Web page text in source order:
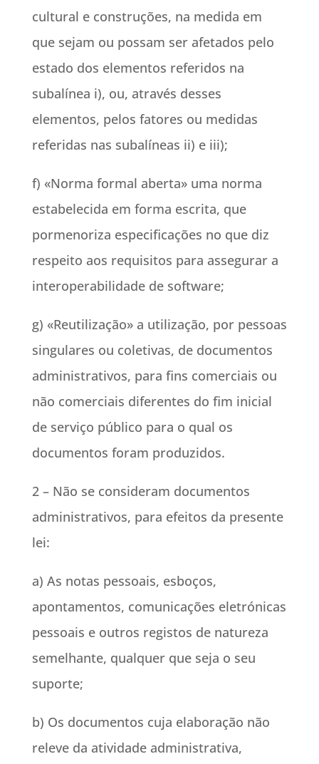
cultural e construções, na medida em
que sejam ou possam ser afetados pelo
estado dos elementos referidos na
subalínea i), ou, através desses
elementos, pelos fatores ou medidas
referidas nas subalíneas ii) e iii);
f) «Norma formal aberta» uma norma
estabelecida em forma escrita, que
pormenoriza especificações no que diz
respeito aos requisitos para assegurar a
interoperabilidade de software;
g) «Reutilização» a utilização, por pessoas
singulares ou coletivas, de documentos
administrativos, para fins comerciais ou
não comerciais diferentes do fim inicial
de serviço público para o qual os
documentos foram produzidos.
2 – Não se consideram documentos
administrativos, para efeitos da presente
lei:
a) As notas pessoais, esboços,
apontamentos, comunicações eletrónicas
pessoais e outros registos de natureza
semelhante, qualquer que seja o seu
suporte;
b) Os documentos cuja elaboração não
releve da atividade administrativa,